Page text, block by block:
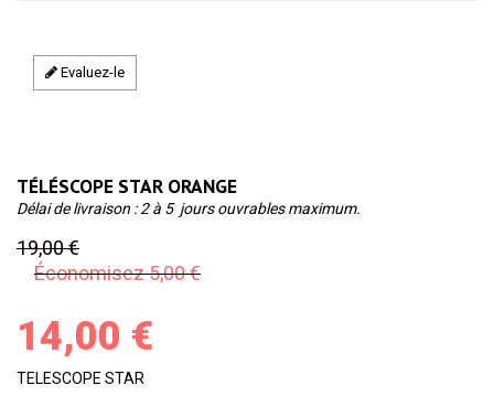
Evaluez-le
TÉLÉSCOPE STAR ORANGE
Délai de livraison : 2 à 5 jours ouvrables maximum.
19,00 €
Économisez 5,00 €
14,00 €
TELESCOPE STAR